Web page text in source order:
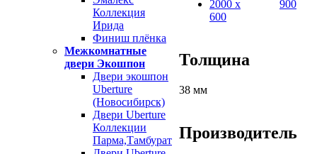
Коллекция
Ирида
Финиш плёнка
Межкомнатные
двери Экошпон
Двери экошпон
Uberture
(Новосибирск)
Двери Uberture
Коллекции
Парма,Тамбурат
2000 х
600
900
Толщина
38 мм
Производитель